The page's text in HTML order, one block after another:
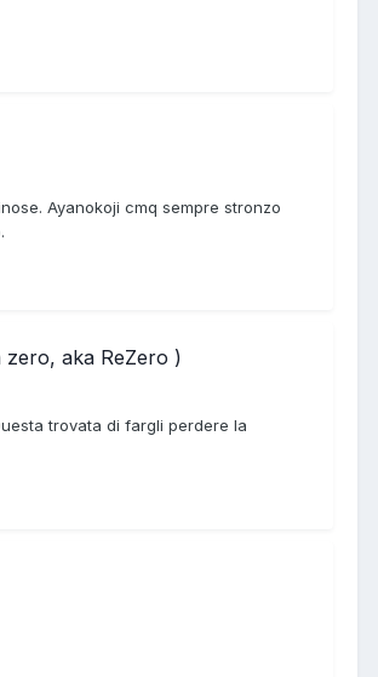
Ayanokoji cmq sempre stronzo
zero, aka ReZero )
trovata di fargli perdere la